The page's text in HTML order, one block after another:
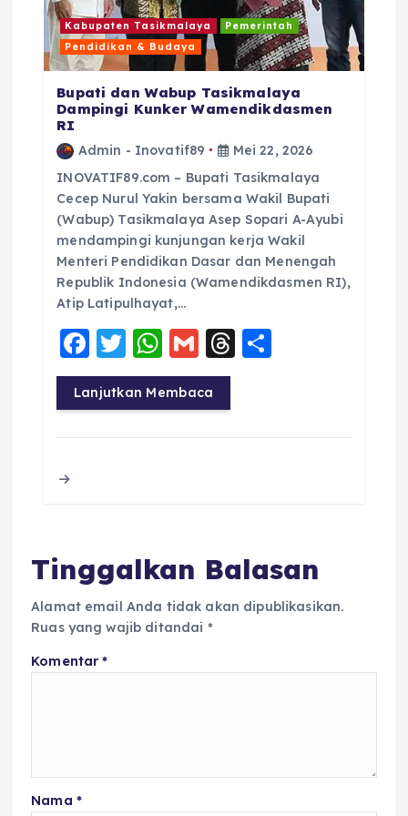
Kabupaten Tasikmalaya
Pemerintah
Pendidikan & Budaya
Bupati dan Wabup Tasikmalaya
Dampingi Kunker Wamendikdasmen
RI
Admin - Inovatif89
Mei 22, 2026
INOVATIF89.com – Bupati Tasikmalaya
Cecep Nurul Yakin bersama Wakil Bupati
(Wabup) Tasikmalaya Asep Sopari A-Ayubi
mendampingi kunjungan kerja Wakil
Menteri Pendidikan Dasar dan Menengah
Republik Indonesia (Wamendikdasmen RI),
Atip Latipulhayat,…
F
a
c
e
T
w
it
te
W
h
a
ts
G
m
ai
l
T
a re
Lanjutkan Membaca
Tinggalkan Balasan
Alamat email Anda tidak akan dipublikasikan.
Ruas yang wajib ditandai *
Komentar*
Nama *